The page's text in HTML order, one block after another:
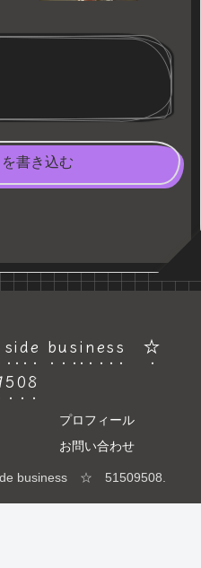
書き込む
business ☆
プロフィール
お問い合わせ
business ☆ 51509508.